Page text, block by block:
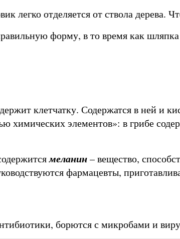
легко отделяется от ствола дерева.
форму, в то время как
клетчатку. Содержатся в ней
химических элементов»: в грибе
меланин– вещество,
фармацевты,
борются с микробами и